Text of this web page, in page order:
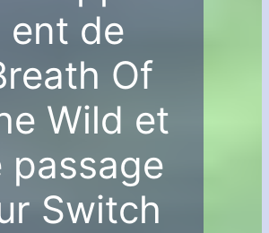
ent de
Of
Wild et
passage
Switch